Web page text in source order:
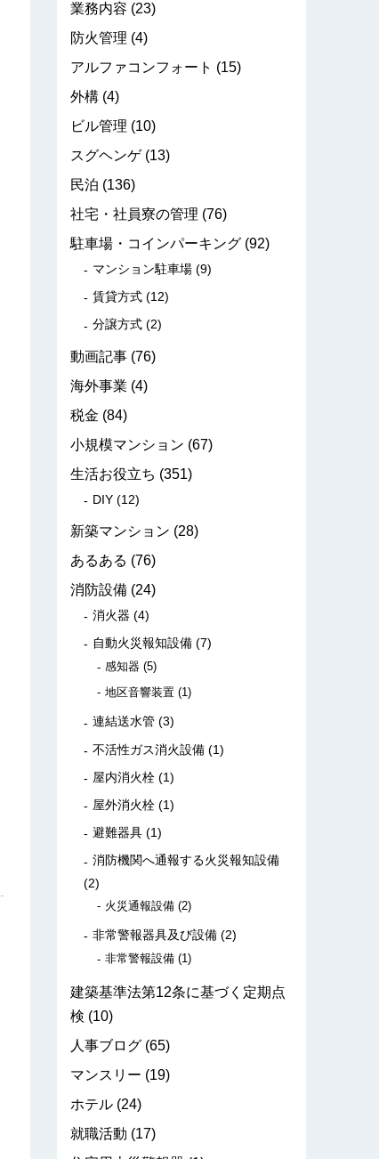
業務内容 (23)
防火管理 (4)
アルファコンフォート (15)
外構 (4)
ビル管理 (10)
スグヘンゲ(13)
民泊 (136)
社宅・社員寮の管理 (76)
駐車場・コインパーキング (92)
マンション駐車場 (9)
賃貸方式 (12)
分譲方式 (2)
動画記事 (76)
海外事業 (4)
税金 (84)
小規模マンション (67)
生活お役立ち (351)
DIY (12)
新築マンション (28)
あるある (76)
消防設備 (24)
消火器 (4)
自動火災報知設備 (7)
感知器 (5)
地区音響装置 (1)
連結送水管 (3)
不活性ガス消火設備 (1)
屋内消火栓 (1)
屋外消火栓 (1)
避難器具 (1)
消防機関へ通報する火災報知設備
(2)
火災通報設備 (2)
非常警報器具及び設備 (2)
非常警報設備 (1)
建築基準法第12条に基づく定期点
検 (10)
人事ブログ (65)
マンスリー (19)
ホテル (24)
就職活動 (17)